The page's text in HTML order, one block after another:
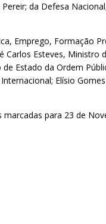
da Defesa
Emprego, Formação
Esteves,
Estado da Ordem
Elísio
para 23 de